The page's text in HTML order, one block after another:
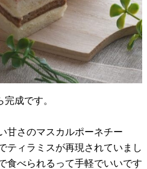
成です。
甘さのマスカルポーネチー
ィラミスが再現されていまし
べられるって手軽でいいです